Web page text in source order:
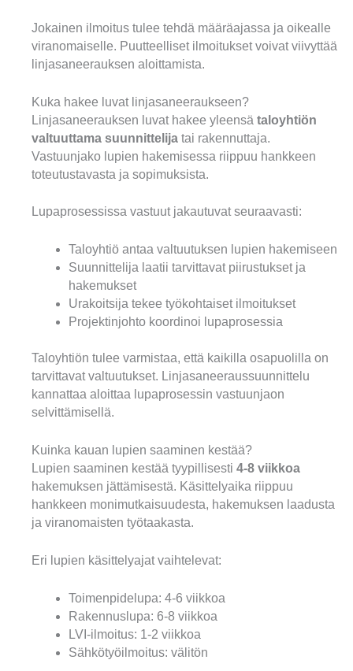
Jokainen ilmoitus tulee tehdä määräajassa ja oikealle
viranomaiselle. Puutteelliset ilmoitukset voivat viivyttää
linjasaneerauksen aloittamista.
Kuka hakee luvat linjasaneeraukseen?
Linjasaneerauksen luvat hakee yleensä taloyhtiön
valtuuttama suunnittelija tai rakennuttaja.
Vastuunjako lupien hakemisessa riippuu hankkeen
toteutustavasta ja sopimuksista.
Lupaprosessissa vastuut jakautuvat seuraavasti:
Taloyhtiö antaa valtuutuksen lupien hakemiseen
Suunnittelija laatii tarvittavat piirustukset ja
hakemukset
Urakoitsija tekee työkohtaiset ilmoitukset
Projektinjohto koordinoi lupaprosessia
Taloyhtiön tulee varmistaa, että kaikilla osapuolilla on
tarvittavat valtuutukset. Linjasaneeraussuunnittelu
kannattaa aloittaa lupaprosessin vastuunjaon
selvittämisellä.
Kuinka kauan lupien saaminen kestää?
Lupien saaminen kestää tyypillisesti 4-8 viikkoa
hakemuksen jättämisestä. Käsittelyaika riippuu
hankkeen monimutkaisuudesta, hakemuksen laadusta
ja viranomaisten työtaakasta.
Eri lupien käsittelyajat vaihtelevat:
Toimenpidelupa: 4-6 viikkoa
Rakennuslupa: 6-8 viikkoa
LVI-ilmoitus: 1-2 viikkoa
Sähkötyöilmoitus: välitön